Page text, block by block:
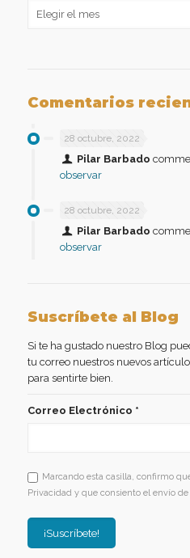
Comentarios
28 octubre, 2022
Pilar Barbado
observar
28 octubre, 2022
Pilar Barbado
observar
Suscríbete al Blog
Si te ha gustado nuestro Blog
tu correo nuestros nuevos
para sentirte bien.
Correo Electrónico *
Marcando esta casilla, confirmo
Privacidad y que consiento el envío